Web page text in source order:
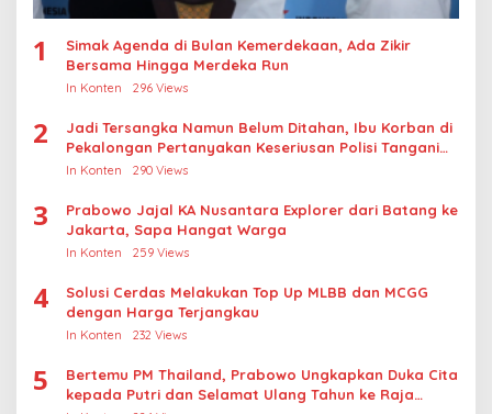
1
Simak Agenda di Bulan Kemerdekaan, Ada Zikir
Bersama Hingga Merdeka Run
In Konten 296 Views
2
Jadi Tersangka Namun Belum Ditahan, Ibu Korban di
Pekalongan Pertanyakan Keseriusan Polisi Tangani
Kasus Rudapksa Sampai Anaknya Hamil
In Konten 290 Views
3
Prabowo Jajal KA Nusantara Explorer dari Batang ke
Jakarta, Sapa Hangat Warga
In Konten 259 Views
4
Solusi Cerdas Melakukan Top Up MLBB dan MCGG
dengan Harga Terjangkau
In Konten 232 Views
5
Bertemu PM Thailand, Prabowo Ungkapkan Duka Cita
kepada Putri dan Selamat Ulang Tahun ke Raja